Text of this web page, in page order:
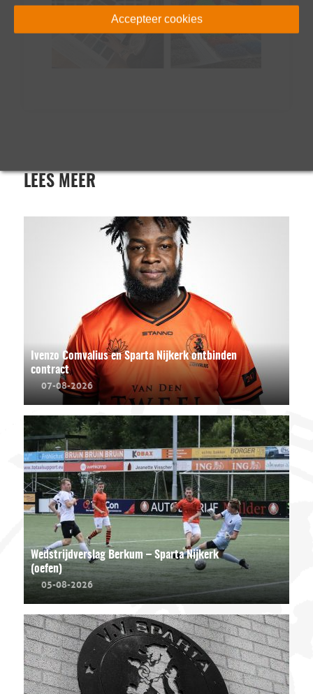
LEES MEER
Ivenzo Comvalius en Sparta Nijkerk ontbinden
contract
07-08-2026
Wedstrijdverslag Berkum – Sparta Nijkerk
(oefen)
05-08-2026
Accepteer cookies